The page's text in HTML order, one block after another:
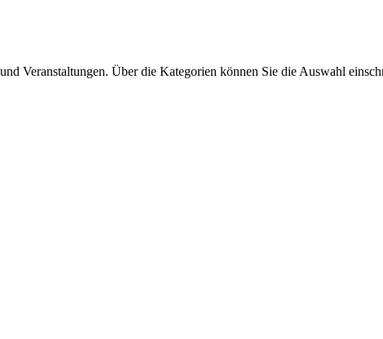
Veranstaltungen. Über die Kategorien können Sie die Auswahl